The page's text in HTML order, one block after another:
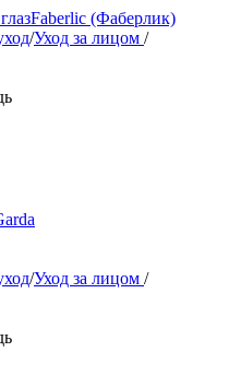
Faberlic (Фаберлик)
/Уход за лицом /
/Уход за лицом /